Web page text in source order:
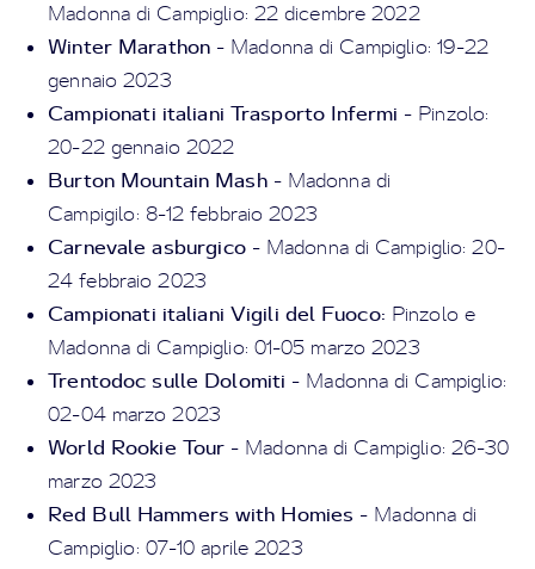
Madonna di Campiglio: 22 dicembre 2022
Winter Marathon - Madonna di Campiglio: 19-22
gennaio 2023
Campionati italiani Trasporto Infermi - Pinzolo:
20-22 gennaio 2022
Burton Mountain Mash - Madonna di
Campigilo: 8-12 febbraio 2023
Carnevale asburgico - Madonna di Campiglio: 20-
24 febbraio 2023
Campionati italiani Vigili del Fuoco: Pinzolo e
Madonna di Campiglio: 01-05 marzo 2023
Trentodoc sulle Dolomiti - Madonna di Campiglio:
02-04 marzo 2023
World Rookie Tour - Madonna di Campiglio: 26-30
marzo 2023
Red Bull Hammers with Homies - Madonna di
Campiglio: 07-10 aprile 2023